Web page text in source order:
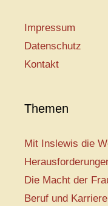
Impressum
Datenschutz
Kontakt
Themen
Mit Inslewis die
Die Macht der
Beruf und Karriere